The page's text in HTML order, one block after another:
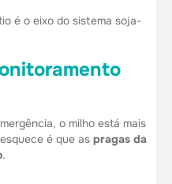
é o eixo do sistema soja-
o milho está mais
é que as pragas da
.